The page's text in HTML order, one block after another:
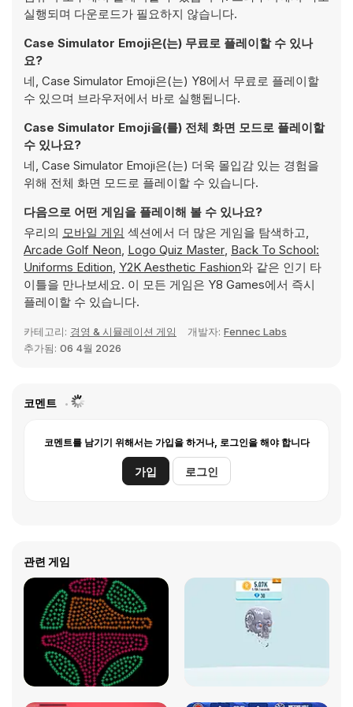
실행되며 다운로드가 필요하지 않습니다.
Case Simulator Emoji은(는) 무료로 플레이할 수 있나
요?
네, Case Simulator Emoji은(는) Y8에서 무료로 플레이할
수 있으며 브라우저에서 바로 실행됩니다.
Case Simulator Emoji을(를) 전체 화면 모드로 플레이할
수 있나요?
네, Case Simulator Emoji은(는) 더욱 몰입감 있는 경험을
위해 전체 화면 모드로 플레이할 수 있습니다.
다음으로 어떤 게임을 플레이해 볼 수 있나요?
우리의 모바일 게임 섹션에서 더 많은 게임을 탐색하고,
Arcade Golf Neon, Logo Quiz Master, Back To School:
Uniforms Edition, Y2K Aesthetic Fashion와 같은 인기 타
이틀을 만나보세요. 이 모든 게임은 Y8 Games에서 즉시
플레이할 수 있습니다.
카테고리: 경영 & 시뮬레이션 게임 개발자: Fennec Labs
추가됨: 06 4월 2026
코멘트
코멘트를 남기기 위해서는 가입을 하거나, 로그인을 해야 합니다
가입 로그인
관련 게임